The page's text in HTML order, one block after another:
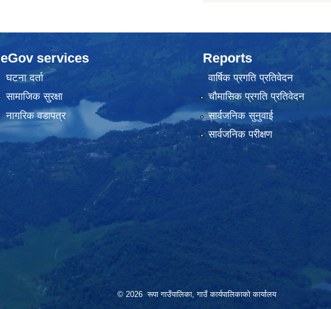
eGov services
घटना दर्ता
सामाजिक सुरक्षा
नागरिक वडापत्र
Reports
वार्षिक प्रगति प्रतिवेदन
चौमासिक प्रगति प्रतिवेदन
सार्वजनिक सुनुवाई
सार्वजनिक परीक्षण
© 2026 रूपा गाउँपालिका, गाउँ कार्यपालिकाको कार्यालय